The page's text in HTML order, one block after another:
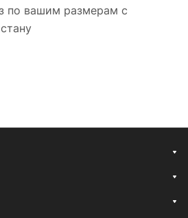
по вашим размерам с